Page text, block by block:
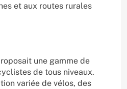
et aux routes rurales
une gamme de
de tous niveaux.
variée de vélos, des